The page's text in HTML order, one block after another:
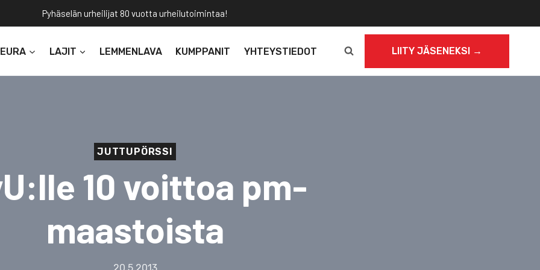
Pyhäselän urheilijat 80 vuotta urheilutoimintaa!
LAJIT LEMMENLAVA KUMPPANIT YHTEYSTIEDOT LIITY JÄSENEKSI →
JUTTUPÖRSSI
10 voittoa pm-
maastoista